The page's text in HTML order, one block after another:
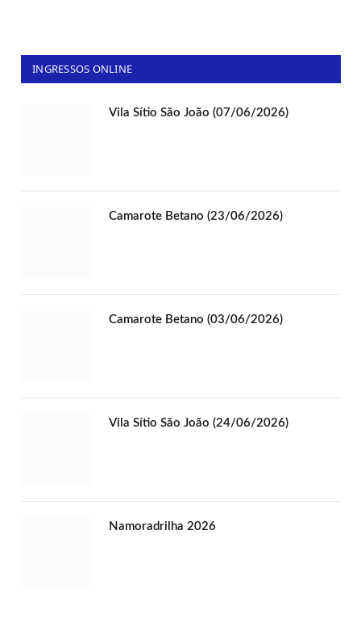
INGRESSOS ONLINE
Vila Sítio São João (07/06/2026)
Camarote Betano (23/06/2026)
Camarote Betano (03/06/2026)
Vila Sítio São João (24/06/2026)
Namoradrilha 2026